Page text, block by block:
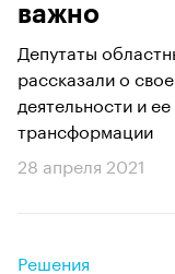
важно
Депутаты
рассказали о
деятельности и
трансформации
28 апреля 2021
Решения